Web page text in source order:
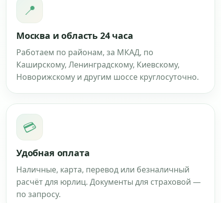
📍
Москва и область 24 часа
Работаем по районам, за МКАД, по
Каширскому, Ленинградскому, Киевскому,
Новорижскому и другим шоссе круглосуточно.
💳
Удобная оплата
Наличные, карта, перевод или безналичный
расчёт для юрлиц. Документы для страховой —
по запросу.